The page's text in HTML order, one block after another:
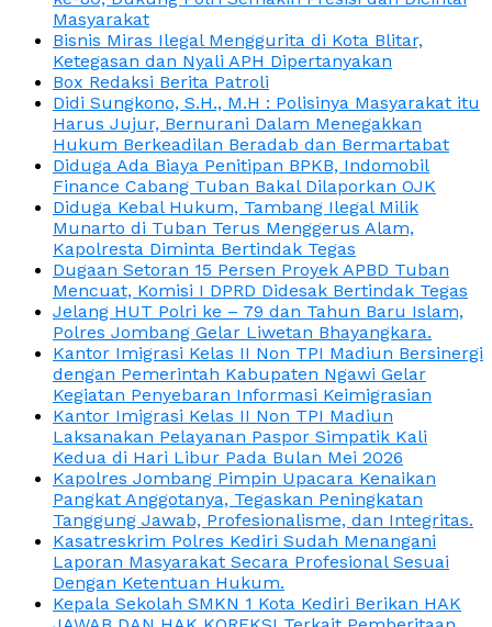
Masyarakat
Bisnis Miras Ilegal Menggurita di Kota Blitar,
Ketegasan dan Nyali APH Dipertanyakan
Box Redaksi Berita Patroli
Didi Sungkono, S.H., M.H : Polisinya Masyarakat itu
Harus Jujur, Bernurani Dalam Menegakkan
Hukum Berkeadilan Beradab dan Bermartabat
Diduga Ada Biaya Penitipan BPKB, Indomobil
Finance Cabang Tuban Bakal Dilaporkan OJK
Diduga Kebal Hukum, Tambang Ilegal Milik
Munarto di Tuban Terus Menggerus Alam,
Kapolresta Diminta Bertindak Tegas
Dugaan Setoran 15 Persen Proyek APBD Tuban
Mencuat, Komisi I DPRD Didesak Bertindak Tegas
Jelang HUT Polri ke – 79 dan Tahun Baru Islam,
Polres Jombang Gelar Liwetan Bhayangkara.
Kantor Imigrasi Kelas II Non TPI Madiun Bersinergi
dengan Pemerintah Kabupaten Ngawi Gelar
Kegiatan Penyebaran Informasi Keimigrasian
Kantor Imigrasi Kelas II Non TPI Madiun
Laksanakan Pelayanan Paspor Simpatik Kali
Kedua di Hari Libur Pada Bulan Mei 2026
Kapolres Jombang Pimpin Upacara Kenaikan
Pangkat Anggotanya, Tegaskan Peningkatan
Tanggung Jawab, Profesionalisme, dan Integritas.
Kasatreskrim Polres Kediri Sudah Menangani
Laporan Masyarakat Secara Profesional Sesuai
Dengan Ketentuan Hukum.
Kepala Sekolah SMKN 1 Kota Kediri Berikan HAK